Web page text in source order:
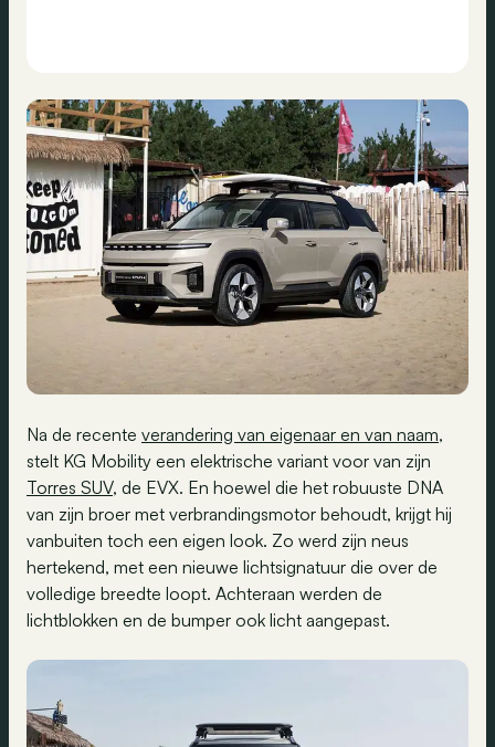
Na de recente verandering van eigenaar en van naam,
stelt KG Mobility een elektrische variant voor van zijn
Torres SUV, de EVX. En hoewel die het robuuste DNA
van zijn broer met verbrandingsmotor behoudt, krijgt hij
vanbuiten toch een eigen look. Zo werd zijn neus
hertekend, met een nieuwe lichtsignatuur die over de
volledige breedte loopt. Achteraan werden de
lichtblokken en de bumper ook licht aangepast.